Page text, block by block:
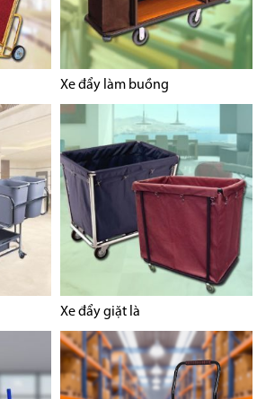
Xe đẩy làm buồng
Xe đẩy giặt là